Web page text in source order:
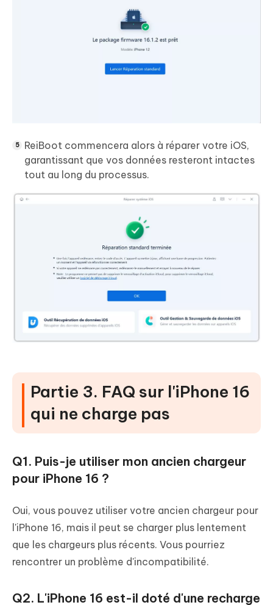
ReiBoot commencera alors à réparer votre iOS,
garantissant que vos données resteront intactes
tout au long du processus.
Partie 3. FAQ sur l'iPhone 16
qui ne charge pas
Q1. Puis-je utiliser mon ancien chargeur
pour iPhone 16 ?
Oui, vous pouvez utiliser votre ancien chargeur pour
l'iPhone 16, mais il peut se charger plus lentement
que les chargeurs plus récents. Vous pourriez
rencontrer un problème d'incompatibilité.
Q2. L'iPhone 16 est-il doté d'une recharge